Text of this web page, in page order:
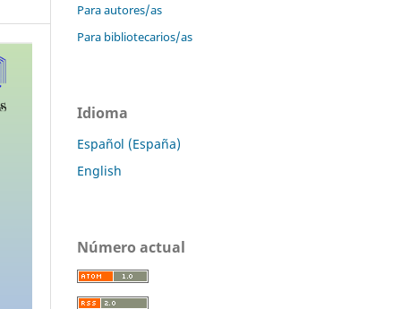
Para autores/as
Para bibliotecarios/as
Idioma
Español (España)
English
Número actual